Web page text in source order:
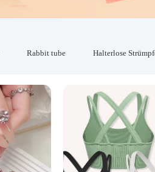
Rabbit tube Halterlose